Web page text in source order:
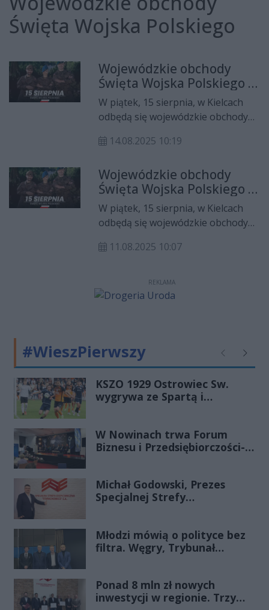
Święta Wojska Polskiego
Wojewódzkie obchody
Święta Wojska Polskiego w
Kielcach – program i
utrudnienia w ruchu
W piątek, 15 sierpnia, w Kielcach
odbędą się wojewódzkie obchody
poświęcony pamięci poległych
którzy obecnie strzegą
bezpieczeństwa Polski.
Organizatorzy przygotowali bogaty
program uroczystości, a
mieszkańcy będą musieli liczyć się z
czasowymi utrudnieniami w ruchu.
14.08.2025 10:19
Wojewódzkie obchody
Święta Wojska Polskiego w
Kielcach – program i
utrudnienia w ruchu
W piątek, 15 sierpnia, w Kielcach
odbędą się wojewódzkie obchody
poświęcony pamięci poległych
którzy obecnie strzegą
bezpieczeństwa Polski.
czasowymi utrudnieniami w ruchu.
11.08.2025 10:07
REKLAMA
#WieszPierwszy Poprzednie
KSZO 1929 Ostrowiec Sw.
wygrywa ze Spartą i
W Nowinach trwa Forum
Biznesu i Przedsiębiorczości-
Michał Godowski, Prezes
Specjalnej Strefy
Porannej Rozmowy Radia
Rekord Świętokrzyskie
Młodzi mówią o polityce bez
filtra. Węgry, Trybunał
zmienia zasady gry
Ponad 8 mln zł nowych
inwestycji w regionie. Trzy